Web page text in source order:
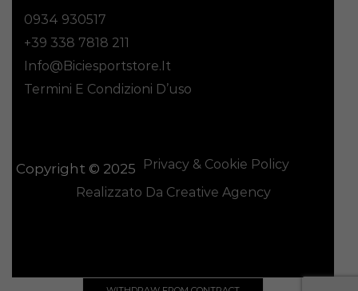
0934 930517
+39 338 7818 211
Info@biciesportstore.it
Termini E Condizioni D’uso
Copyright © 2025
Privacy & Cookie Policy
Realizzato Da Creative Agency